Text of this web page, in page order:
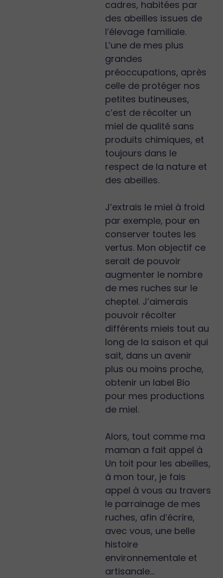
cadres, habitées par
des abeilles issues de
l’élevage familiale.
L’une de mes plus
grandes
préoccupations, après
celle de protéger nos
petites butineuses,
c’est de récolter un
miel de qualité sans
produits chimiques, et
toujours dans le
respect de la nature et
des abeilles.
J’extrais le miel à froid
par exemple, pour en
conserver toutes les
vertus. Mon objectif ce
serait de pouvoir
augmenter le nombre
de mes ruches sur le
cheptel. J’aimerais
pouvoir récolter
différents miels tout au
long de la saison et qui
sait, dans un avenir
plus ou moins proche,
obtenir un label Bio
pour mes productions
de miel.
Alors, tout comme ma
maman a fait appel à
Un toit pour les abeilles,
à mon tour, je fais
appel à vous au travers
le parrainage de mes
ruches, afin d’écrire,
avec vous, une belle
histoire
environnementale et
artisanale…